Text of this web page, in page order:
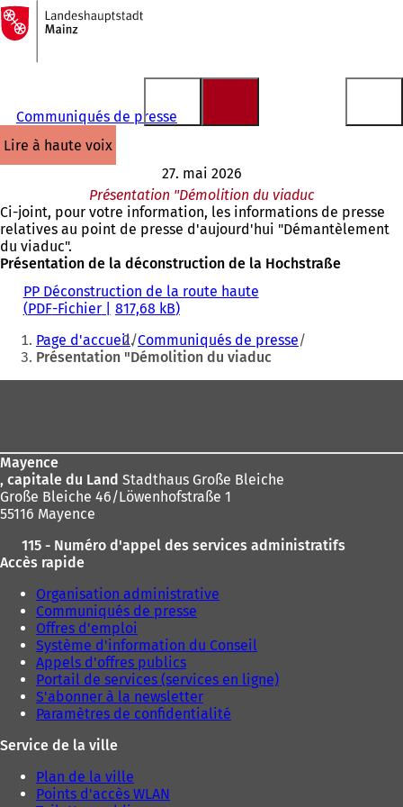
Accéder au contenu
Vers
la
page
d'accueil
Communiqués de presse
lire à haute voix
27. mai 2026
Présentation "Démolition du viaduc
Ci-joint, pour votre information, les informations de presse
relatives au point de presse d'aujourd'hui "Démantèlement
du viaduc".
Présentation de la déconstruction de la Hochstraße
PP Déconstruction de la route haute
PDF-Fichier 817,68 kB
Vous
êtes
ici
Page d'accueil Communiqués de presse
Présentation "Démolition du viaduc
Mayence
, capitale du Land Stadthaus Große Bleiche
Große Bleiche 46/Löwenhofstraße 1
55116 Mayence
115 - Numéro d'appel des services administratifs
Accès rapide
Organisation administrative
Communiqués de presse
Offres d'emploi
Système d'information du Conseil
Appels d'offres publics
Portail de services (services en ligne)
S'abonner à la newsletter
Paramètres de confidentialité
Service de la ville
Plan de la ville
Points d'accès WLAN